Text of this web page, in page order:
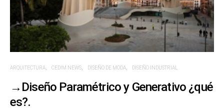
ARQUITECTURA CEDIM NEWS DISEÑO DE MODA DISEÑO INDUSTRIAL
→Diseño Paramétrico y Generativo ¿qué
es?.